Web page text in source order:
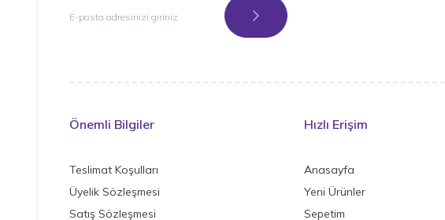
Kayıt Ol
Önemli Bilgiler
Teslimat Koşulları
Üyelik Sözleşmesi
Satış Sözleşmesi
Hızlı Erişim
Anasayfa
Yeni Ürünler
Sepetim